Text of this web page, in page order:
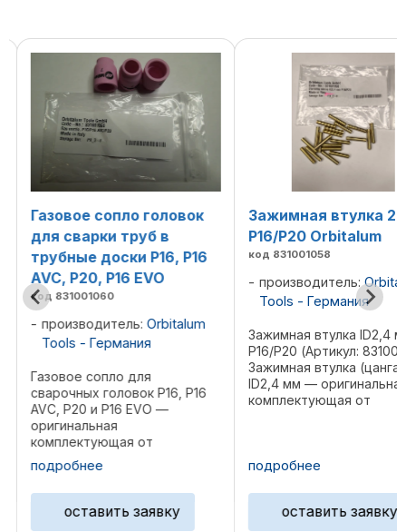
Газовое сопло головок
для сварки труб в
трубные доски P16, P16
AVC, P20, P16 EVO
код 831001060
производитель: Orbitalum
Tools - Германия
Газовое сопло для
сварочных головок P16, P16
AVC, P20 и P16 EVO —
оригинальная
комплектующая от
немецкого производителя
Orbitalum , разработанная
для обеспечения стабильной
подачи защитного газа при
орбитальной сварке труб в
подробнее
оставить заявку
Зажимная втулка
P16/P20 Orbitalum
код 831001058
производитель:
Tools - Германия
Зажимная втулка ID2,4
P16/P20 (Артикул:
Зажимная втулка (цанга)
ID2,4 мм — оригинальная
комплектующая от
позиционирования и
вольфрамового
подробнее
оставить заявку